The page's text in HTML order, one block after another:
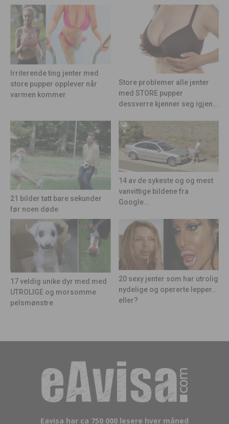
Irriterende ting jenter med
store pupper opplever når
varmen kommer
Store problemer alle jenter
med STORE pupper
dessverre kjenner seg igjen...
21 bilder tatt bare sekunder
før noen døde
14 av de sykeste og og mest
vanvittige bildene fra
Google...
17 veldig unike dyr med med
UTROLIGE og morsomme
pelsmønstre
20 sexy jenter som har utrolig
nydelige og opererte lepper…
eller?
Eavisa har ca 750 000 lesere hver måned